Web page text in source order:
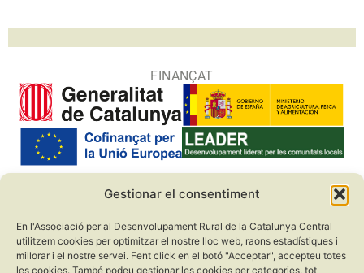
Gestionar el consentiment
En l'Associació per al Desenvolupament Rural de la Catalunya Central
utilitzem cookies per optimitzar el nostre lloc web, raons estadístiques i
millorar i el nostre servei. Fent click en el botó "Acceptar", accepteu totes
les cookies. També podeu gestionar les cookies per categories, tot
FINANÇAT
COL·LABORADORS